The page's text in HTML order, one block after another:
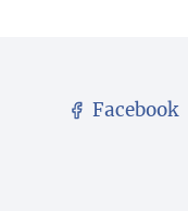
Facebook